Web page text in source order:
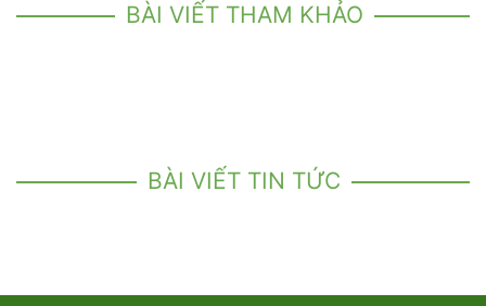
BÀI VIẾT THAM KHẢO
BÀI VIẾT TIN TỨC